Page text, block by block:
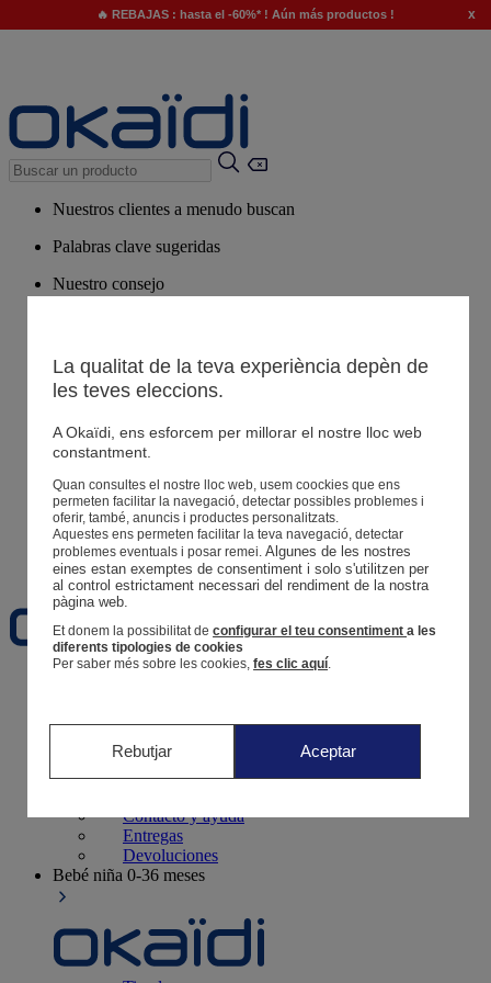
🔥 REBAJAS : hasta el -60%* ! Aún más productos ! x
Nuestros clientes a menudo buscan
Palabras clave sugeridas
Nuestro consejo
Tu información
Tus pedidos
Cesta
Favoritos
Contacto y ayuda
Entregas
Devoluciones
Bebé niña 0-36 meses
La qualitat de la teva experiència depèn de
les teves eleccions.
A Okaïdi, ens esforcem per millorar el nostre lloc web
constantment.
Quan consultes el nostre lloc web, usem coockies que ens
permeten facilitar la navegació, detectar possibles problemes i
oferir, també, anuncis i productes personalitzats.
Aquestes ens permeten facilitar la teva navegació, detectar
problemes eventuals i posar remei.Algunes de les nostres
eines estan exemptes de consentiment i solo s'utilitzen per
al control estrictament necessari del rendiment de la nostra
pàgina web.
Et donem la possibilitat deconfigurar el teu consentimenta les
diferents tipologies de cookies
Per saber més sobre les cookies,fes clic aquí.
Rebutjar Aceptar